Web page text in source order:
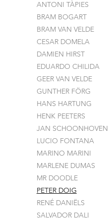
ANTONI TÀPIES
BRAM BOGART
BRAM VAN VELDE
CESAR DOMELA
DAMIEN HIRST
EDUARDO CHILIDA
GEER VAN VELDE
GUNTHER FÖRG
HANS HARTUNG
HENK PEETERS
JAN SCHOONHOVEN
LUCIO FONTANA
MARINO MARINI
MARLENE DUMAS
MR DOODLE
PETER DOIG
RENÉ DANIËLS
SALVADOR DALI